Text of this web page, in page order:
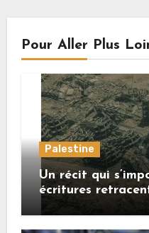
Pour Aller Plus
Palestine
Un récit qui
écritures
crimes sionistes à